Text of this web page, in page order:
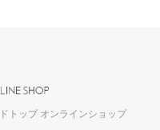
トップ オンラインショップ